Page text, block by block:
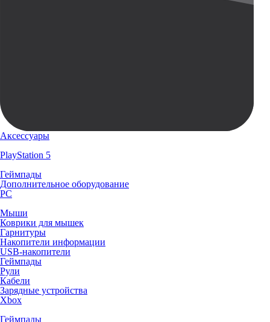
Аксессуары
PlayStation 5
Геймпады
Дополнительное оборудование
PC
Мыши
Коврики для мышек
Гарнитуры
Накопители информации
USB-накопители
Геймпады
Рули
Кабели
Зарядные устройства
Xbox
Геймпады